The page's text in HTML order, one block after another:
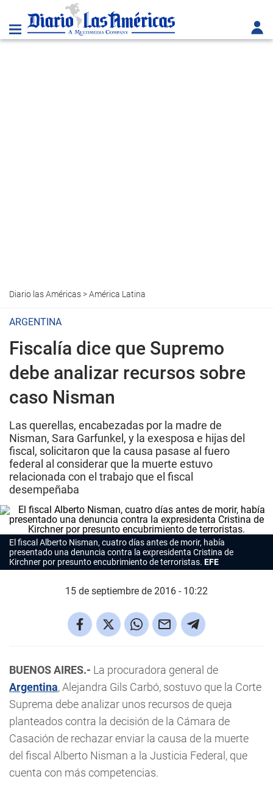
Diario las Américas>América Latina
ARGENTINA
Fiscalía dice que Supremo
debe analizar recursos sobre
caso Nisman
Las querellas, encabezadas por la madre de
Nisman, Sara Garfunkel, y la exesposa e hijas del
fiscal, solicitaron que la causa pasase al fuero
federal al considerar que la muerte estuvo
relacionada con el trabajo que el fiscal
desempeñaba
El fiscal Alberto Nisman, cuatro días antes de morir, había
presentado una denuncia contra la expresidenta Cristina de
Kirchner por presunto encubrimiento de terroristas. EFE
15 de septiembre de 2016 - 10:22
BUENOS AIRES.- La procuradora general de
Argentina, Alejandra Gils Carbó, sostuvo que la Corte
Suprema debe analizar unos recursos de queja
planteados contra la decisión de la Cámara de
Casación de rechazar enviar la causa de la muerte
del fiscal Alberto Nisman a la Justicia Federal, que
cuenta con más competencias.